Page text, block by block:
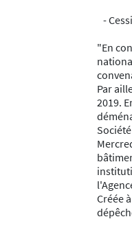
-
"En
Par
2019.
Créée